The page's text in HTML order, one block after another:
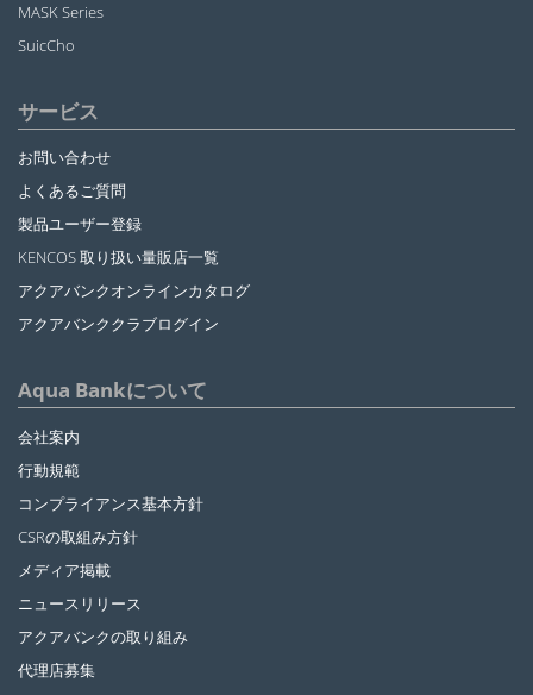
MASK Series
SuicCho
サービス
お問い合わせ
よくあるご質問
製品ユーザー登録
KENCOS 取り扱い量販店一覧
アクアバンクオンラインカタログ
アクアバンククラブログイン
Aqua Bankについて
会社案内
行動規範
コンプライアンス基本方針
CSRの取組み方針
メディア掲載
ニュースリリース
アクアバンクの取り組み
代理店募集